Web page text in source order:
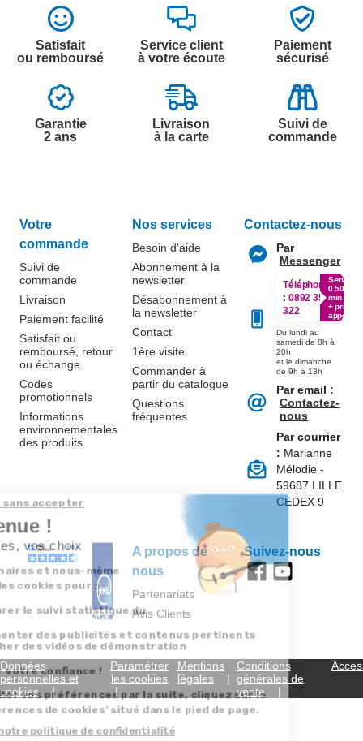
Satisfait
ou remboursé
Service client
à votre écoute
Paiement
sécurisé
Garantie
2 ans
Livraison
à la carte
Suivi de
commande
Votre
commande
Suivi de
commande
Livraison
Paiement facilité
Satisfait ou
remboursé, retour
ou échange
Codes
promotionnels
Informations
environnementales
des produits
Nos services
Besoin d'aide
Abonnement à la
newsletter
Désabonnement à
la newsletter
Contact
1ère visite
Commander à
partir du catalogue
Questions
fréquentes
A propos de
nous
Partenariats
Avis Clients
Contactez-nous
Par
Messenger
Téléphone
: 0892 350
322
Service
0.50€ /
min
+ prix
appel
Du lundi au
samedi de 8h à
20h
et le dimanche
de 9h à 13h
Par email :
Contactez-
nous
Par courrier
: Marianne
Mélodie -
59687 LILLE
CEDEX 9
Suivez-nous
Données
personnelles et
cookies
Paramétrer
les cookies
Mentions
légales
Conditions
générales de
vente